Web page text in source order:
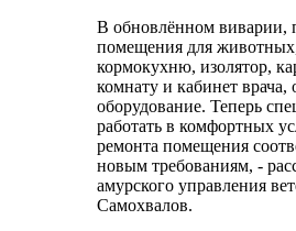
В обновлённом виварии,
помещения для
кормокухню, изолятор,
комнату и кабинет врача,
оборудование. Теперь
работать в комфортных
ремонта помещения
новым требованиям, -
амурского управления
Самохвалов.